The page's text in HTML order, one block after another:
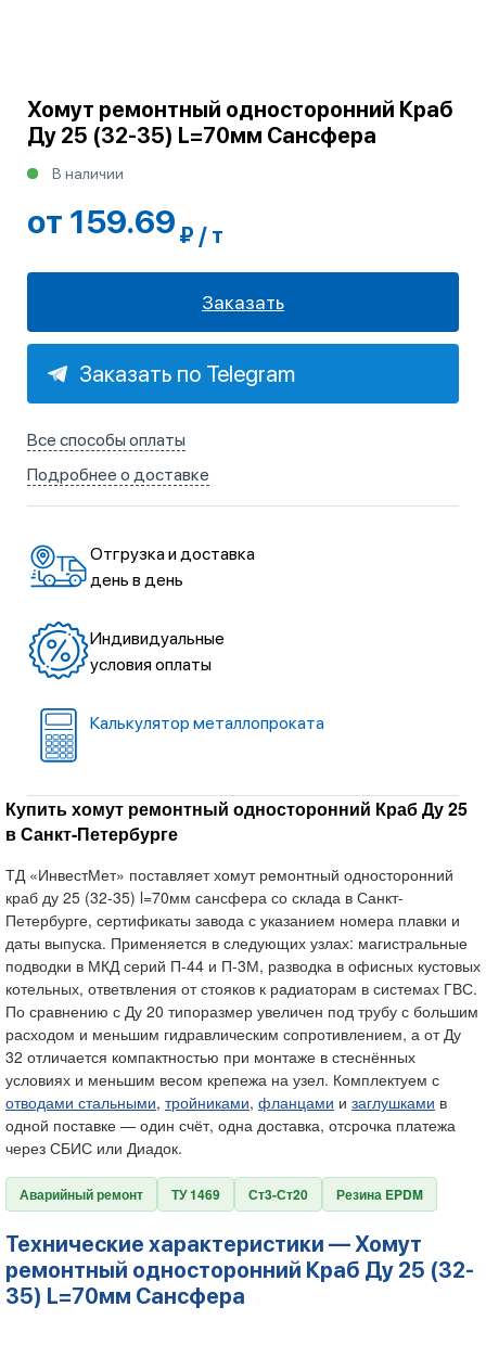
Хомут ремонтный односторонний Краб
Ду 25 (32-35) L=70мм Сансфера
В наличии
от 159.69 ₽ / т
Заказать
Заказать по Telegram
Все способы оплаты
Подробнее о доставке
Отгрузка и доставка
день в день
Индивидуальные
условия оплаты
Калькулятор металлопроката
Купить хомут ремонтный односторонний Краб Ду 25
в Санкт-Петербурге
ТД «ИнвестМет» поставляет хомут ремонтный односторонний
краб ду 25 (32-35) l=70мм сансфера со склада в Санкт-
Петербурге, сертификаты завода с указанием номера плавки и
даты выпуска. Применяется в следующих узлах: магистральные
подводки в МКД серий П-44 и П-3М, разводка в офисных кустовых
котельных, ответвления от стояков к радиаторам в системах ГВС.
По сравнению с Ду 20 типоразмер увеличен под трубу с большим
расходом и меньшим гидравлическим сопротивлением, а от Ду
32 отличается компактностью при монтаже в стеснённых
условиях и меньшим весом крепежа на узел. Комплектуем с
отводами стальными, тройниками, фланцами и заглушками в
одной поставке — один счёт, одна доставка, отсрочка платежа
через СБИС или Диадок.
Аварийный ремонт ТУ 1469 Ст3-Ст20 Резина EPDM
Технические характеристики — Хомут
ремонтный односторонний Краб Ду 25 (32-
35) L=70мм Сансфера